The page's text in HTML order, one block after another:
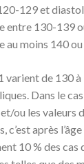
129 et
entre 130-139
au moins 140
varient de 130
Dans le
ou les valeurs
après
10 % des cas